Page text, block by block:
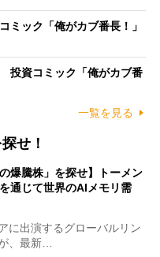
ック「俺がカブ番長！」
投資コミック「俺がカブ番
一覧を見る
せ！
爆騰株」を探せ】トーメン
通じて世界のAIメモリ需
に出演するグローバルリン
、最新…